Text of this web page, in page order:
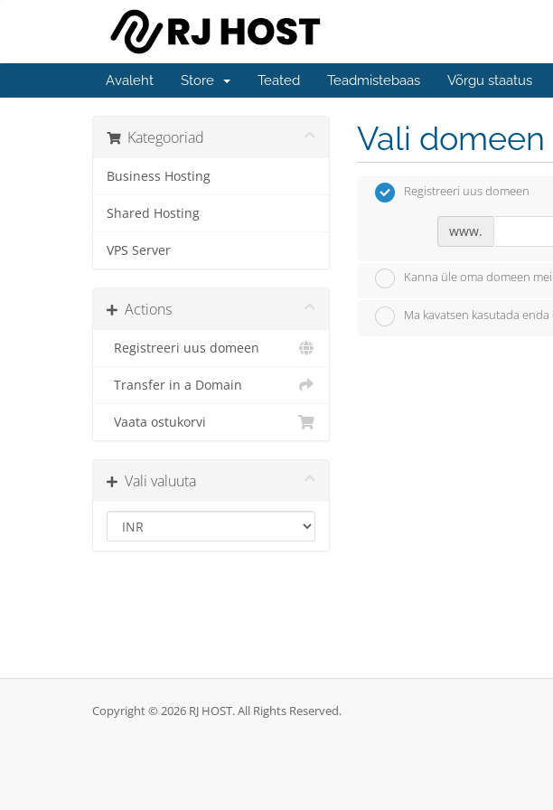
Avaleht Store Teated Teadmistebaas Võrgu staatus
Kategooriad
Business Hosting
Shared Hosting
VPS Server
Actions
Registreeri uus domeen
Transfer in a Domain
Vaata ostukorvi
Vali valuuta
Vali domeen
Registreeri uus domeen
www.
Kanna üle oma domeen
Ma kavatsen kasutada
Copyright © 2026 RJ HOST. All Rights Reserved.